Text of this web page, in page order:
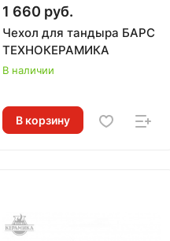
1 660 руб.
Чехол для тандыра БАРС
ТЕХНОКЕРАМИКА
В наличии
В корзину